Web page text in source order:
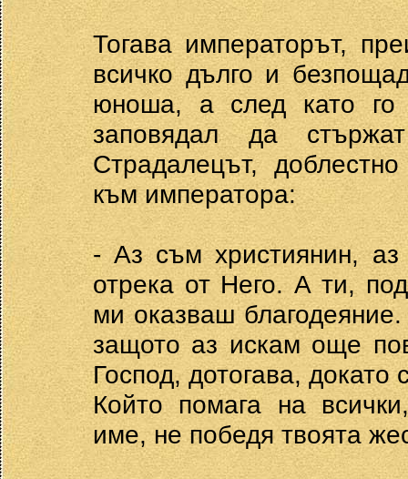
Тогава императорът,
всичко дълго и
юноша, а след като го
заповядал да
Страдалецът,
към императора:
- Аз съм християнин,
отрека от Него. А ти,
ми оказваш
защото аз искам още
Господ, дотогава,
Който помага на
име, не победя твоята